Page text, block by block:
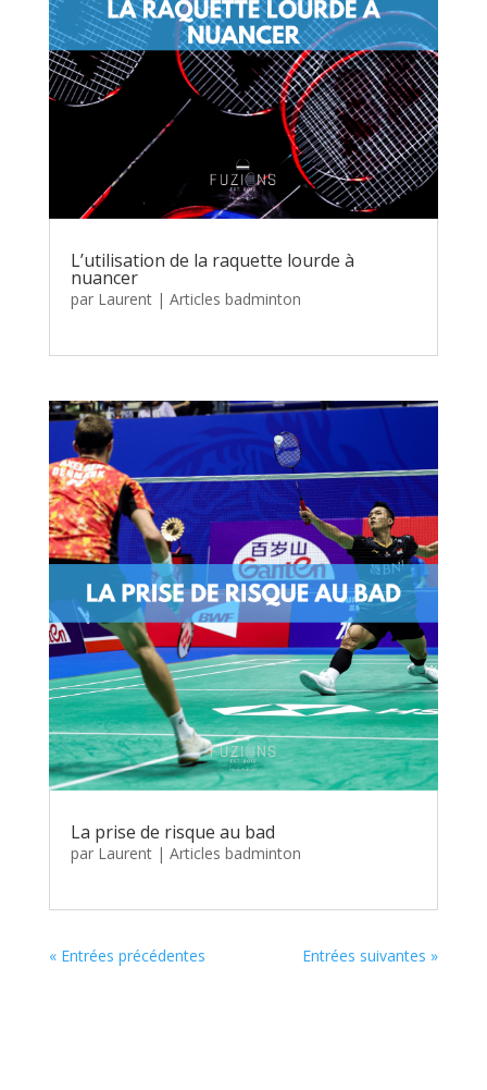
L’utilisation de la raquette lourde à
nuancer
par Laurent| Articles badminton
La prise de risque au bad
par Laurent| Articles badminton
« Entrées précédentes Entrées suivantes »